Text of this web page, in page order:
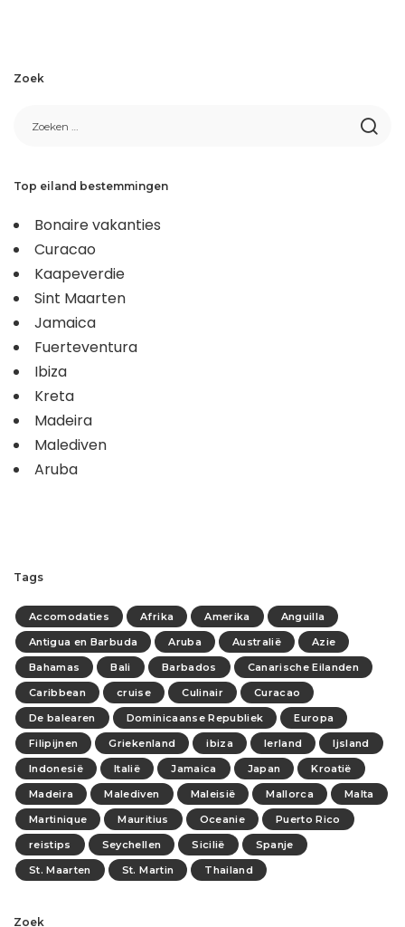
Zoek
Top eiland bestemmingen
Bonaire vakanties
Curacao
Kaapeverdie
Sint Maarten
Jamaica
Fuerteventura
Ibiza
Kreta
Madeira
Malediven
Aruba
Tags
Accomodaties Afrika Amerika
Anguilla
Antigua en Barbuda
Aruba Australië
Azie
Bahamas
Bali Barbados
Canarische Eilanden
Caribbean
cruise Culinair
Curacao
De balearen
Dominicaanse Republiek
Europa
Filipijnen
Griekenland ibiza Ierland
Ijsland
Indonesië
Italië Jamaica Japan
Kroatië
Madeira
Malediven Maleisië Mallorca
Malta
Martinique
Mauritius Oceanie
Puerto Rico
reistips
Seychellen Sicilië
Spanje
St. Maarten
St. Martin Thailand
Zoek